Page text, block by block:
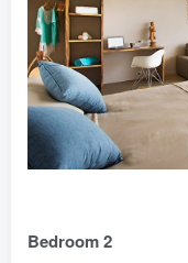
Bedroom 2